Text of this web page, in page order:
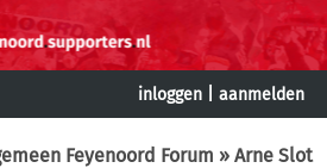
inloggen aanmelden
Feyenoord Forum » Arne Slot